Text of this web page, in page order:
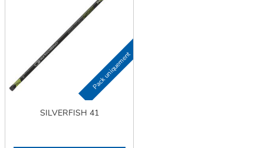
SILVERFISH 41